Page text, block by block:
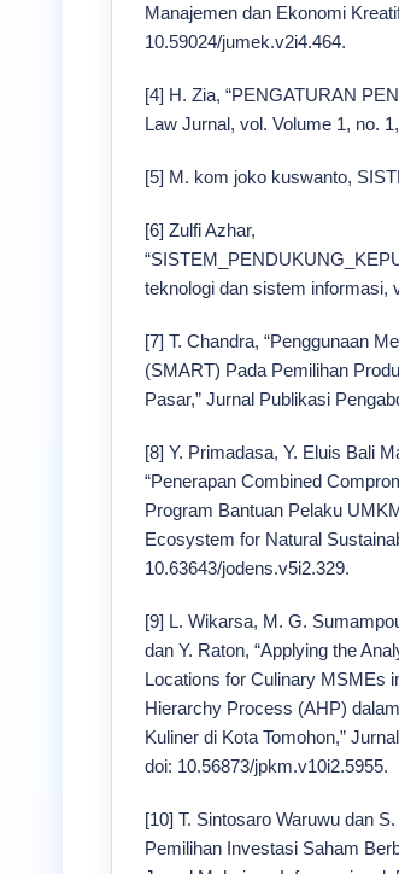
Manajemen dan Ekonomi
10.59024/jumek.v2i4.464.
[4] H. Zia, “PENGATURAN
Law Jurnal, vol. Volume 1, no.
[5] M. kom joko kuswanto,
[6] Zulfi Azhar,
teknologi dan sistem informasi,
[7] T. Chandra, “Penggunaan
(SMART) Pada Pemilihan
Pasar,” Jurnal Publikasi
[8] Y. Primadasa, Y. Eluis Bali
“Penerapan Combined
Program Bantuan Pelaku
Ecosystem for Natural
10.63643/jodens.v5i2.329.
[9] L. Wikarsa, M. G.
dan Y. Raton, “Applying the
Locations for Culinary MSMEs
Hierarchy Process (AHP)
Kuliner di Kota Tomohon,”
doi: 10.56873/jpkm.v10i2.5955.
[10] T. Sintosaro Waruwu dan
Pemilihan Investasi Saham